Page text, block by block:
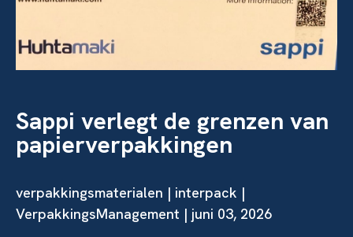
Sappi verlegt de grenzen van
papierverpakkingen
verpakkingsmaterialen | interpack |
VerpakkingsManagement | juni 03, 2026